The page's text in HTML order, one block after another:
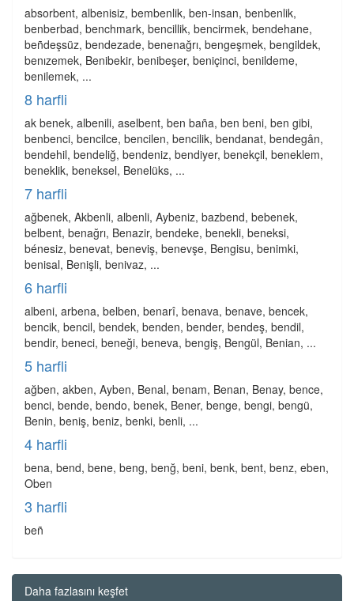
absorbent, albenisiz, bembenlik, ben-insan, benbenlik,
benberbad, benchmark, bencillik, bencirmek, bendehane,
beñdeşsüz, bendezade, benenağrı, bengeşmek, bengildek,
benızemek, Benibekir, benibeşer, beniçinci, benildeme,
benilemek, ...
8 harfli
ak benek, albenili, aselbent, ben baña, ben beni, ben gibi,
benbenci, bencilce, bencilen, bencilik, bendanat, bendegân,
bendehil, bendeliğ, bendeniz, bendiyer, benekçil, beneklem,
beneklik, beneksel, Benelüks, ...
7 harfli
ağbenek, Akbenli, albenli, Aybeniz, bazbend, bebenek,
belbent, benağrı, Benazir, bendeke, benekli, beneksi,
bénesiz, benevat, beneviş, benevşe, Bengisu, benimki,
benisal, Benişli, benivaz, ...
6 harfli
albeni, arbena, belben, benarî, benava, benave, bencek,
bencik, bencil, bendek, benden, bender, bendeş, bendil,
bendir, beneci, beneği, beneva, bengiş, Bengül, Benian, ...
5 harfli
ağben, akben, Ayben, Benal, benam, Benan, Benay, bence,
benci, bende, bendo, benek, Bener, benge, bengi, bengü,
Benin, beniş, beniz, benki, benli, ...
4 harfli
bena, bend, bene, beng, benğ, beni, benk, bent, benz, eben,
Oben
3 harfli
beñ
Daha fazlasını keşfet